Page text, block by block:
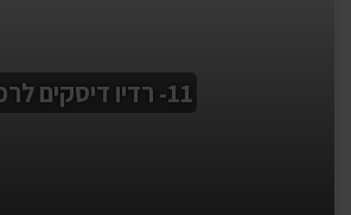
11- רדיו דיסקים לרכב